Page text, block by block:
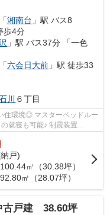
「湘南台 」駅 バス8
歩4分
」駅 バス37分 「一色
「六会日大前 」駅 徒歩33
川 ６丁目
住環境◎ マスターベッドルー
就寝も可能♪ 制震装置
戸)
㎡（30.38坪）
㎡（28.07坪）
戸建 38.60坪